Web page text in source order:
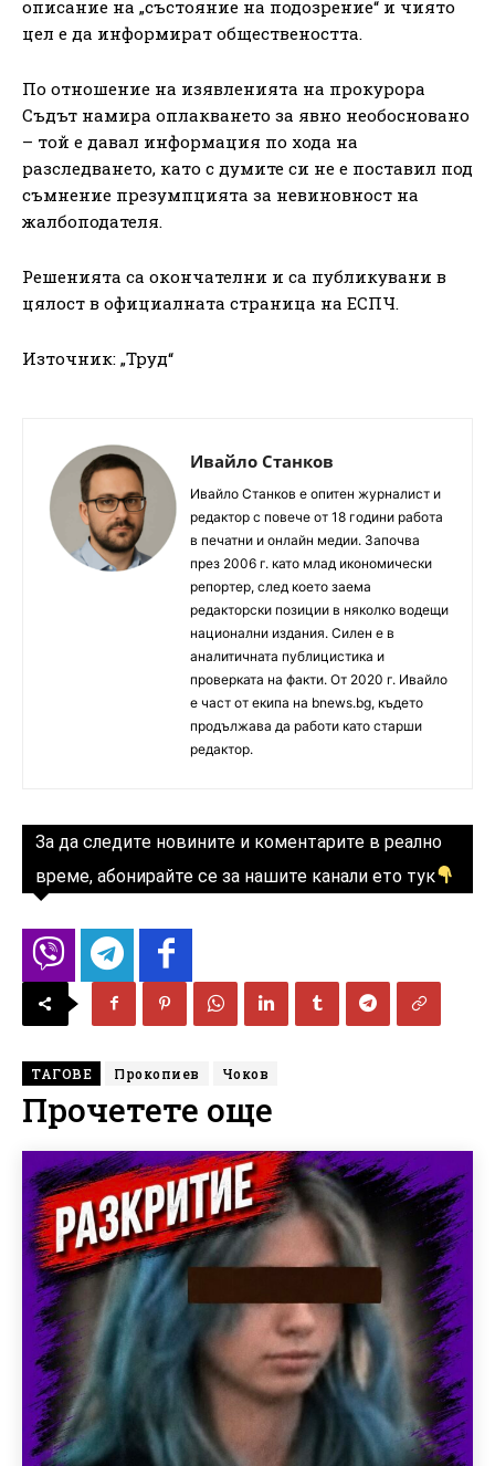
описание на „състояние на подозрение“ и чиято
цел е да информират обществеността.
По отношение на изявленията на прокурора
Съдът намира оплакването за явно необосновано
– той е давал информация по хода на
разследването, като с думите си не е поставил под
съмнение презумпцията за невиновност на
жалбоподателя.
Решенията са окончателни и са публикувани в
цялост в официалната страница на ЕСПЧ.
Източник: „Труд“
Ивайло Станков
Ивайло Станков е опитен журналист и
редактор с повече от 18 години работа
в печатни и онлайн медии. Започва
през 2006 г. като млад икономически
репортер, след което заема
редакторски позиции в няколко водещи
национални издания. Силен е в
аналитичната публицистика и
проверката на факти. От 2020 г. Ивайло
е част от екипа на bnews.bg, където
продължава да работи като старши
редактор.
За да следите новините и коментарите в реално
време, абонирайте се за нашите канали ето тук
ТАГОВЕ Прокопиев Чоков
Прочетете още